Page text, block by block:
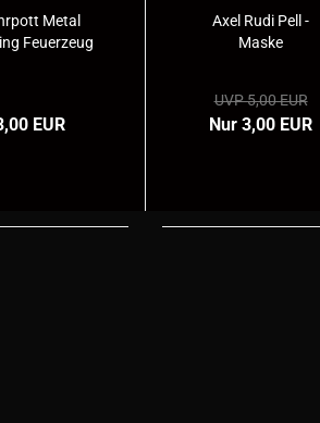
Metal
Feuerzeug
EUR
Axel Rudi Pell -
Maske
UVP 5,00 EUR
Nur 3,00 EUR